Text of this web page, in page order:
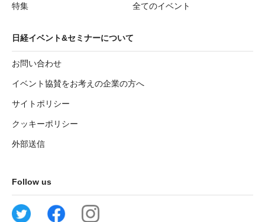
特集
全てのイベント
日経イベント&セミナーについて
お問い合わせ
イベント協賛をお考えの企業の方へ
サイトポリシー
クッキーポリシー
外部送信
Follow us